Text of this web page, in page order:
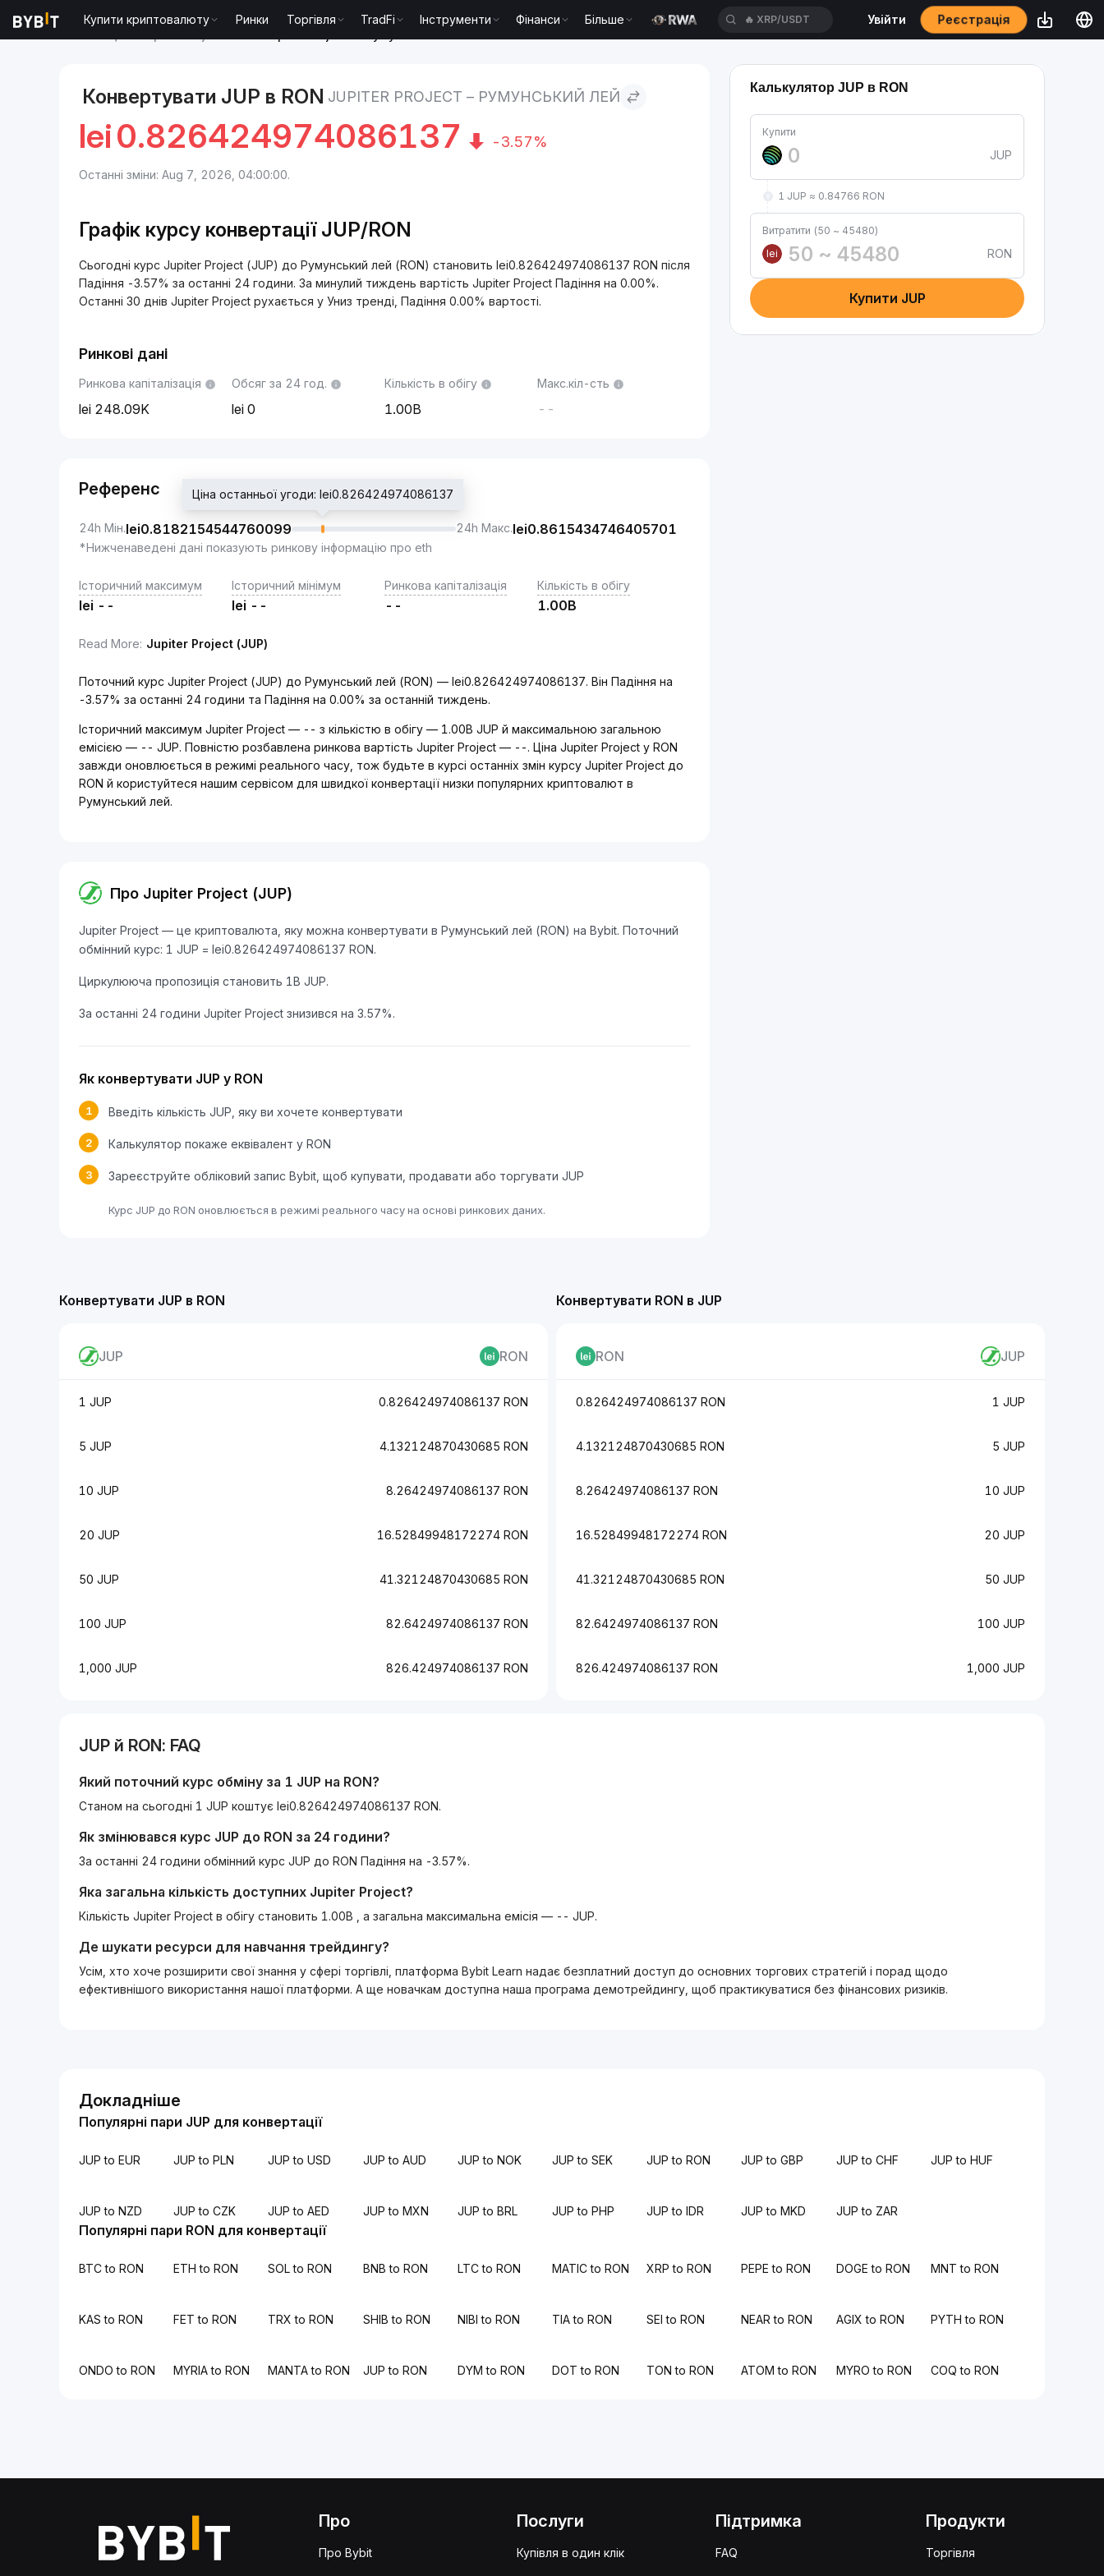
Купити криптовалюту Ринки Торгівля TradFi Інструменти Фінанси Більше 🔥 XRP/USDT Увійти Реєстрація
Конвертувати JUP в RON JUPITER PROJECT – РУМУНСЬКИЙ ЛЕЙ
lei0.826424974086137 -3.57%
Останні зміни: Aug 7, 2026, 04:00:00.
Графік курсу конвертації JUP/RON
Сьогодні курс Jupiter Project (JUP) до Румунський лей (RON) становить lei0.826424974086137 RON після
Падіння -3.57% за останні 24 години. За минулий тиждень вартість Jupiter Project Падіння на 0.00%.
Останні 30 днів Jupiter Project рухається у Униз тренді, Падіння 0.00% вартості.
Ринкові дані
Ринкова капіталізація
248.09K
Обсяг за 24 год.
0
Кількість в обігу
1.00B
Макс.кіл-сть
--
Референс
24h Мін.lei0.8182154544760099
Ціна останньої угоди: lei0.826424974086137
24h Макс.lei0.8615434746405701
*Нижченаведені дані показують ринкову інформацію про eth
Історичний максимум
lei --
Історичний мінімум
lei --
Ринкова капіталізація
--
Кількість в обігу
1.00B
Read More: Jupiter Project (JUP)
Поточний курс Jupiter Project (JUP) до Румунський лей (RON) — lei0.826424974086137. Він Падіння на
-3.57% за останні 24 години та Падіння на 0.00% за останній тиждень.
Історичний максимум Jupiter Project — -- з кількістю в обігу — 1.00B JUP й максимальною загальною
емісією — -- JUP. Повністю розбавлена ринкова вартість Jupiter Project — --. Ціна Jupiter Project у RON
завжди оновлюється в режимі реального часу, тож будьте в курсі останніх змін курсу Jupiter Project до
RON й користуйтеся нашим сервісом для швидкої конвертації низки популярних криптовалют в
Румунський лей.
Про Jupiter Project (JUP)
Jupiter Project — це криптовалюта, яку можна конвертувати в Румунський лей (RON) на Bybit. Поточний
обмінний курс: 1 JUP = lei0.826424974086137 RON.
Циркулююча пропозиція становить 1B JUP.
За останні 24 години Jupiter Project знизився на 3.57%.
Як конвертувати JUP у RON
1 Введіть кількість JUP, яку ви хочете конвертувати
2 Калькулятор покаже еквівалент у RON
3 Зареєструйте обліковий запис Bybit, щоб купувати, продавати або торгувати JUP
Курс JUP до RON оновлюється в режимі реального часу на основі ринкових даних.
Калькулятор JUP в RON
Купити
JUP
1 JUP ≈ 0.84766 RON
Витратити (50 ~ 45480)
lei
RON
Купити JUP
Конвертувати JUP в RON
JUP RON
1 JUP 0.826424974086137 RON
5 JUP 4.132124870430685 RON
10 JUP 8.26424974086137 RON
20 JUP 16.52849948172274 RON
50 JUP 41.32124870430685 RON
100 JUP 82.6424974086137 RON
1,000 JUP 826.424974086137 RON
Конвертувати RON в JUP
RON JUP
0.826424974086137 RON 1 JUP
4.132124870430685 RON 5 JUP
8.26424974086137 RON 10 JUP
16.52849948172274 RON 20 JUP
41.32124870430685 RON 50 JUP
82.6424974086137 RON 100 JUP
826.424974086137 RON 1,000 JUP
JUP й RON: FAQ
Який поточний курс обміну за 1 JUP на RON?
Станом на сьогодні 1 JUP коштує lei0.826424974086137 RON.
Як змінювався курс JUP до RON за 24 години?
За останні 24 години обмінний курс JUP до RON Падіння на -3.57%.
Яка загальна кількість доступних Jupiter Project?
Кількість Jupiter Project в обігу становить 1.00B , а загальна максимальна емісія — -- JUP.
Де шукати ресурси для навчання трейдингу?
Усім, хто хоче розширити свої знання у сфері торгівлі, платформа Bybit Learn надає безплатний доступ до основних торгових стратегій і порад щодо
ефективнішого використання нашої платформи. А ще новачкам доступна наша програма демотрейдингу, щоб практикуватися без фінансових ризиків.
Докладніше
Популярні пари JUP для конвертації
JUP to EUR JUP to PLN JUP to USD JUP to AUD JUP to NOK JUP to SEK JUP to RON JUP to GBP JUP to CHF JUP to HUF
JUP to NZD JUP to CZK JUP to AED JUP to MXN JUP to BRL JUP to PHP JUP to IDR JUP to MKD JUP to ZAR
Популярні пари RON для конвертації
BTC to RON ETH to RON SOL to RON BNB to RON LTC to RON MATIC to RON XRP to RON PEPE to RON DOGE to RON MNT to RON
KAS to RON FET to RON TRX to RON SHIB to RON NIBI to RON TIA to RON SEI to RON NEAR to RON AGIX to RON PYTH to RON
ONDO to RON MYRIA to RON MANTA to RON JUP to RON DYM to RON DOT to RON TON to RON ATOM to RON MYRO to RON COQ to RON
Про
Про Bybit
Послуги
Купівля в один клік
Підтримка
FAQ
Продукти
Торгівля